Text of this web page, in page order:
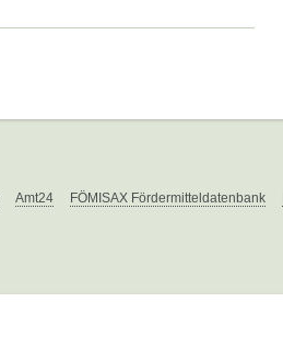
Amt24 FÖMISAX Fördermitteldatenbank